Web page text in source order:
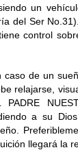
un
del Ser
control
caso de un
relajarse,
PADRE
a su
llegará la